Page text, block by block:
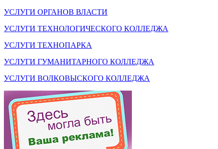
УСЛУГИ ОРГАНОВ ВЛАСТИ
УСЛУГИ ТЕХНОЛОГИЧЕСКОГО КОЛЛЕДЖА
УСЛУГИ ТЕХНОПАРКА
УСЛУГИ ГУМАНИТАРНОГО КОЛЛЕДЖА
УСЛУГИ ВОЛКОВЫСКОГО КОЛЛЕДЖА